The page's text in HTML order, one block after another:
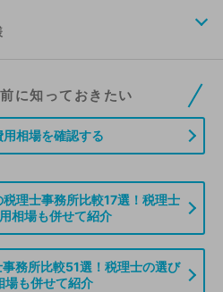
録いただくと、貴事務所の情報を編集し
税理士をお探しの方との接点をご提供す
ご案内はこちら
に知っておきたい
相場を確認する
理士事務所比較17選！税理士
相場も併せて紹介
務所比較51選！税理士の選び
場も併せて紹介